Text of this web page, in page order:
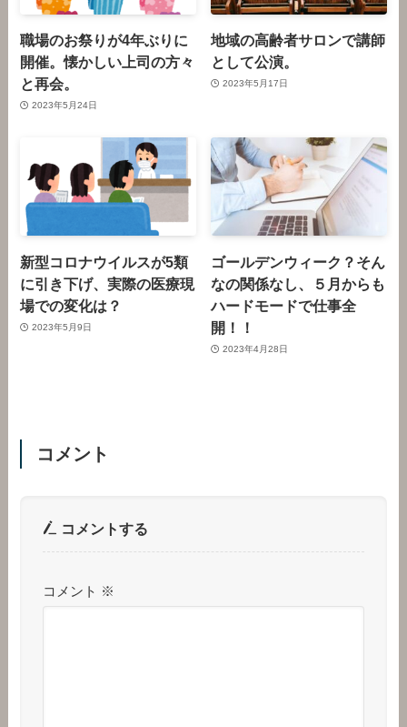
職場のお祭りが4年ぶりに
開催。懐かしい上司の方々
と再会。
2023年5月24日
地域の高齢者サロンで講師
として公演。
2023年5月17日
新型コロナウイルスが5類
に引き下げ、実際の医療現
場での変化は？
2023年5月9日
ゴールデンウィーク？そん
なの関係なし、５月からも
ハードモードで仕事全
開！！
2023年4月28日
コメント
コメントする
コメント ※